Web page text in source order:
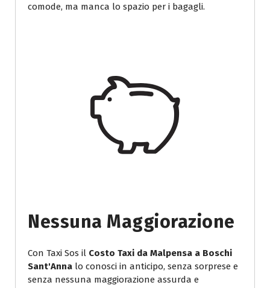
comode, ma manca lo spazio per i bagagli.
Nessuna Maggiorazione
Con Taxi Sos il Costo Taxi da Malpensa a Boschi
Sant'Anna lo conosci in anticipo, senza sorprese e
senza nessuna maggiorazione assurda e